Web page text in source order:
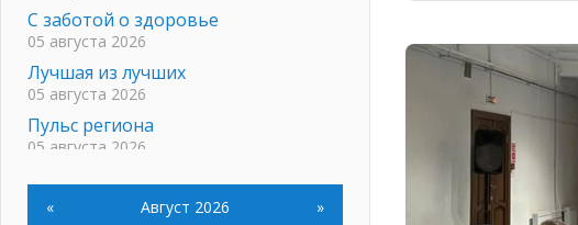
С заботой о здоровье
05 августа 2026
Лучшая из лучших
05 августа 2026
Пульс региона
05 августа 2026
каждого ведомства и
« Август 2026 »